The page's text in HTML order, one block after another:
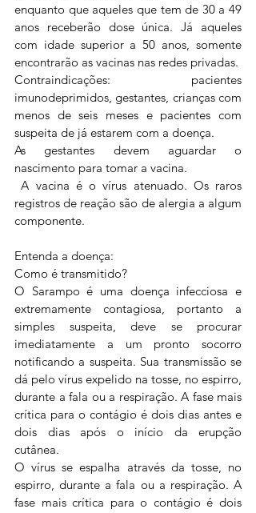
enquanto que aqueles que tem de 30 a 49
anos receberão dose única. Já aqueles
com idade superior a 50 anos, somente
encontrarão as vacinas nas redes privadas.
Contraindicações: pacientes
imunodeprimidos, gestantes, crianças com
menos de seis meses e pacientes com
suspeita de já estarem com a doença.
As gestantes devem aguardar o
nascimento para tomar a vacina.
A vacina é o vírus atenuado. Os raros
registros de reação são de alergia a algum
componente.
Entenda a doença:
Como é transmitido?
O Sarampo é uma doença infecciosa e
extremamente contagiosa, portanto a
simples suspeita, deve se procurar
imediatamente a um pronto socorro
notificando a suspeita. Sua transmissão se
dá pelo vírus expelido na tosse, no espirro,
durante a fala ou a respiração. A fase mais
crítica para o contágio é dois dias antes e
dois dias após o início da erupção
cutânea.
O vírus se espalha através da tosse, no
espirro, durante a fala ou a respiração. A
fase mais crítica para o contágio é dois